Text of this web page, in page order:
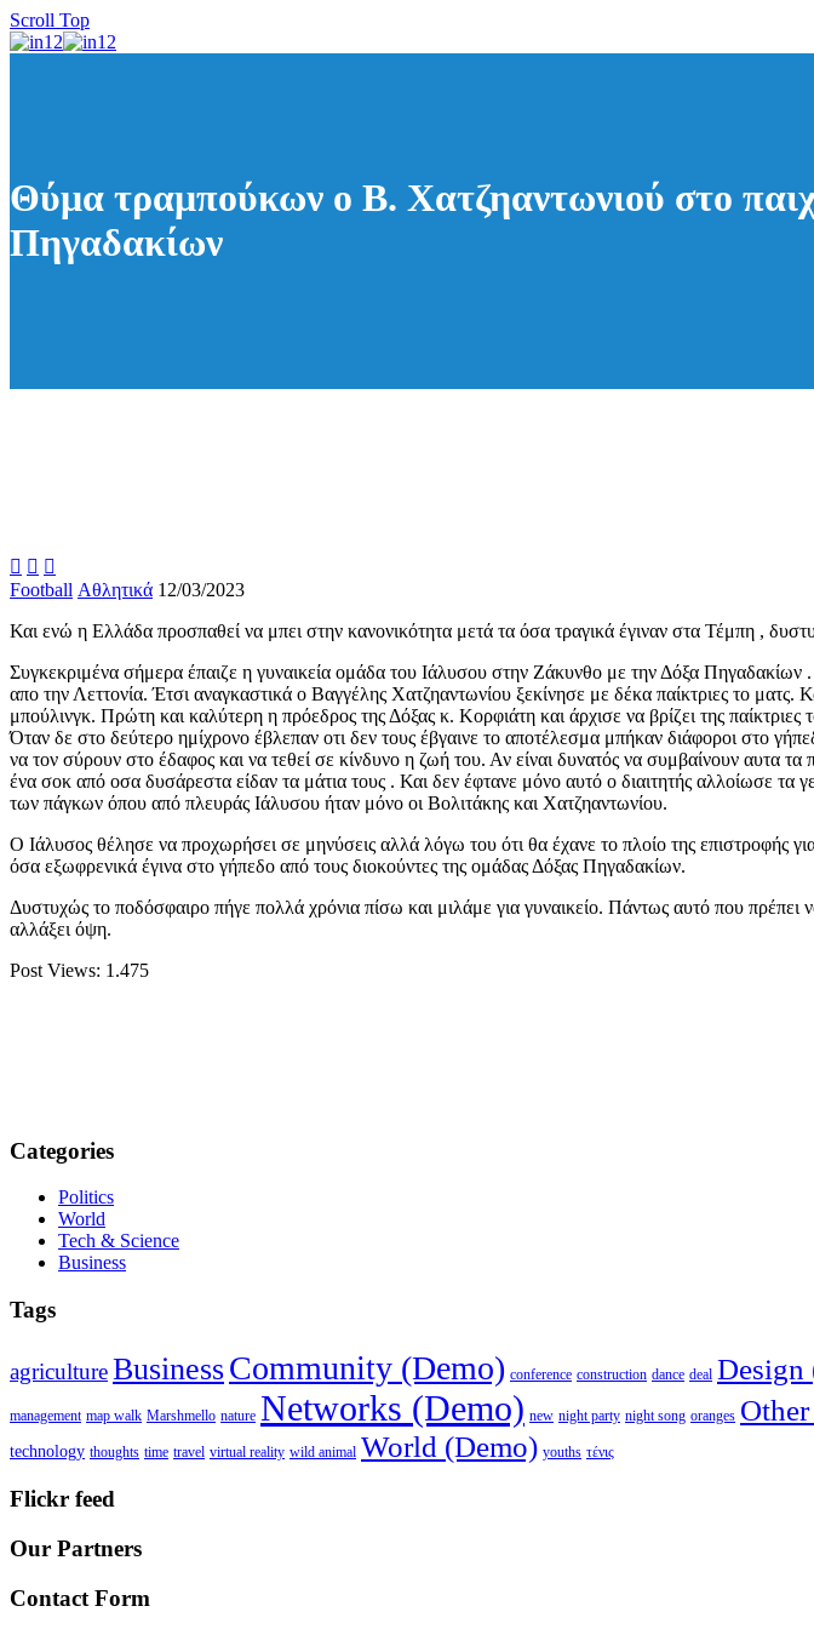
Scroll Top
Θύμα τραμπούκων ο Β. Χατζηαντωνιού στο
Πηγαδακίων
  
Football Αθλητικά 12/03/2023
Και ενώ η Ελλάδα προσπαθεί να μπει στην κανονικότητα μετά τα όσα τραγικά έγιναν στα Τέμπη ,
Συγκεκριμένα σήμερα έπαιζε η γυναικεία ομάδα του Ιάλυσου στην Ζάκυνθο με την Δόξα Πηγαδακίων
απο την Λεττονία. Έτσι αναγκαστικά ο Βαγγέλης Χατζηαντωνίου ξεκίνησε με δέκα παίκτριες το
μπούλινγκ. Πρώτη και καλύτερη η πρόεδρος της Δόξας κ. Κορφιάτη και άρχισε να βρίζει της
Όταν δε στο δεύτερο ημίχρονο έβλεπαν οτι δεν τους έβγαινε το αποτέλεσμα μπήκαν διάφοροι στο
να τον σύρουν στο έδαφος και να τεθεί σε κίνδυνο η ζωή του. Αν είναι δυνατός να συμβαίνουν αυτα τα
ένα σοκ από οσα δυσάρεστα είδαν τα μάτια τους . Και δεν έφτανε μόνο αυτό ο διαιτητής αλλοίωσε
των πάγκων όπου από πλευράς Ιάλυσου ήταν μόνο οι Βολιτάκης και Χατζηαντωνίου.
Ο Ιάλυσος θέλησε να προχωρήσει σε μηνύσεις αλλά λόγω του ότι θα έχανε το πλοίο της
όσα εξωφρενικά έγινα στο γήπεδο από τους διοκούντες της ομάδας Δόξας Πηγαδακίων.
Δυστυχώς το ποδόσφαιρο πήγε πολλά χρόνια πίσω και μιλάμε για γυναικείο. Πάντως αυτό που πρέπει
αλλάξει όψη.
Post Views: 1.475
Categories
Politics
World
Tech & Science
Business
Tags
agricultureBusinessCommunity (Demo) conference construction dance deal Design
management map walk Marshmello nature Networks (Demo) new night party night song oranges
technology thoughts time travel virtual reality wild animal World (Demo) youths τένις
Flickr feed
Our Partners
Contact Form